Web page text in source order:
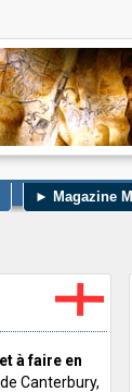
► Magazine
à faire en
Canterbury,